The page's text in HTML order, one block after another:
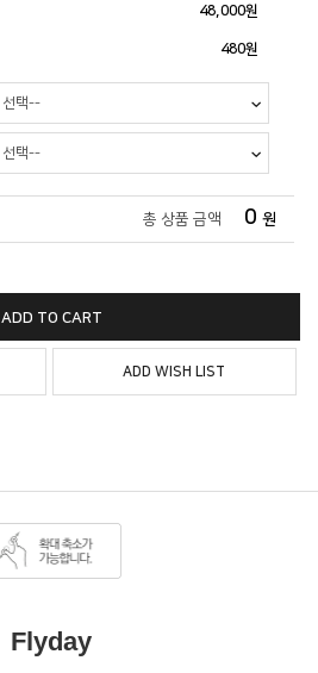
48,000원
480원
총 상품 금액 0 원
ADD TO CART
ADD WISH LIST
Flyday